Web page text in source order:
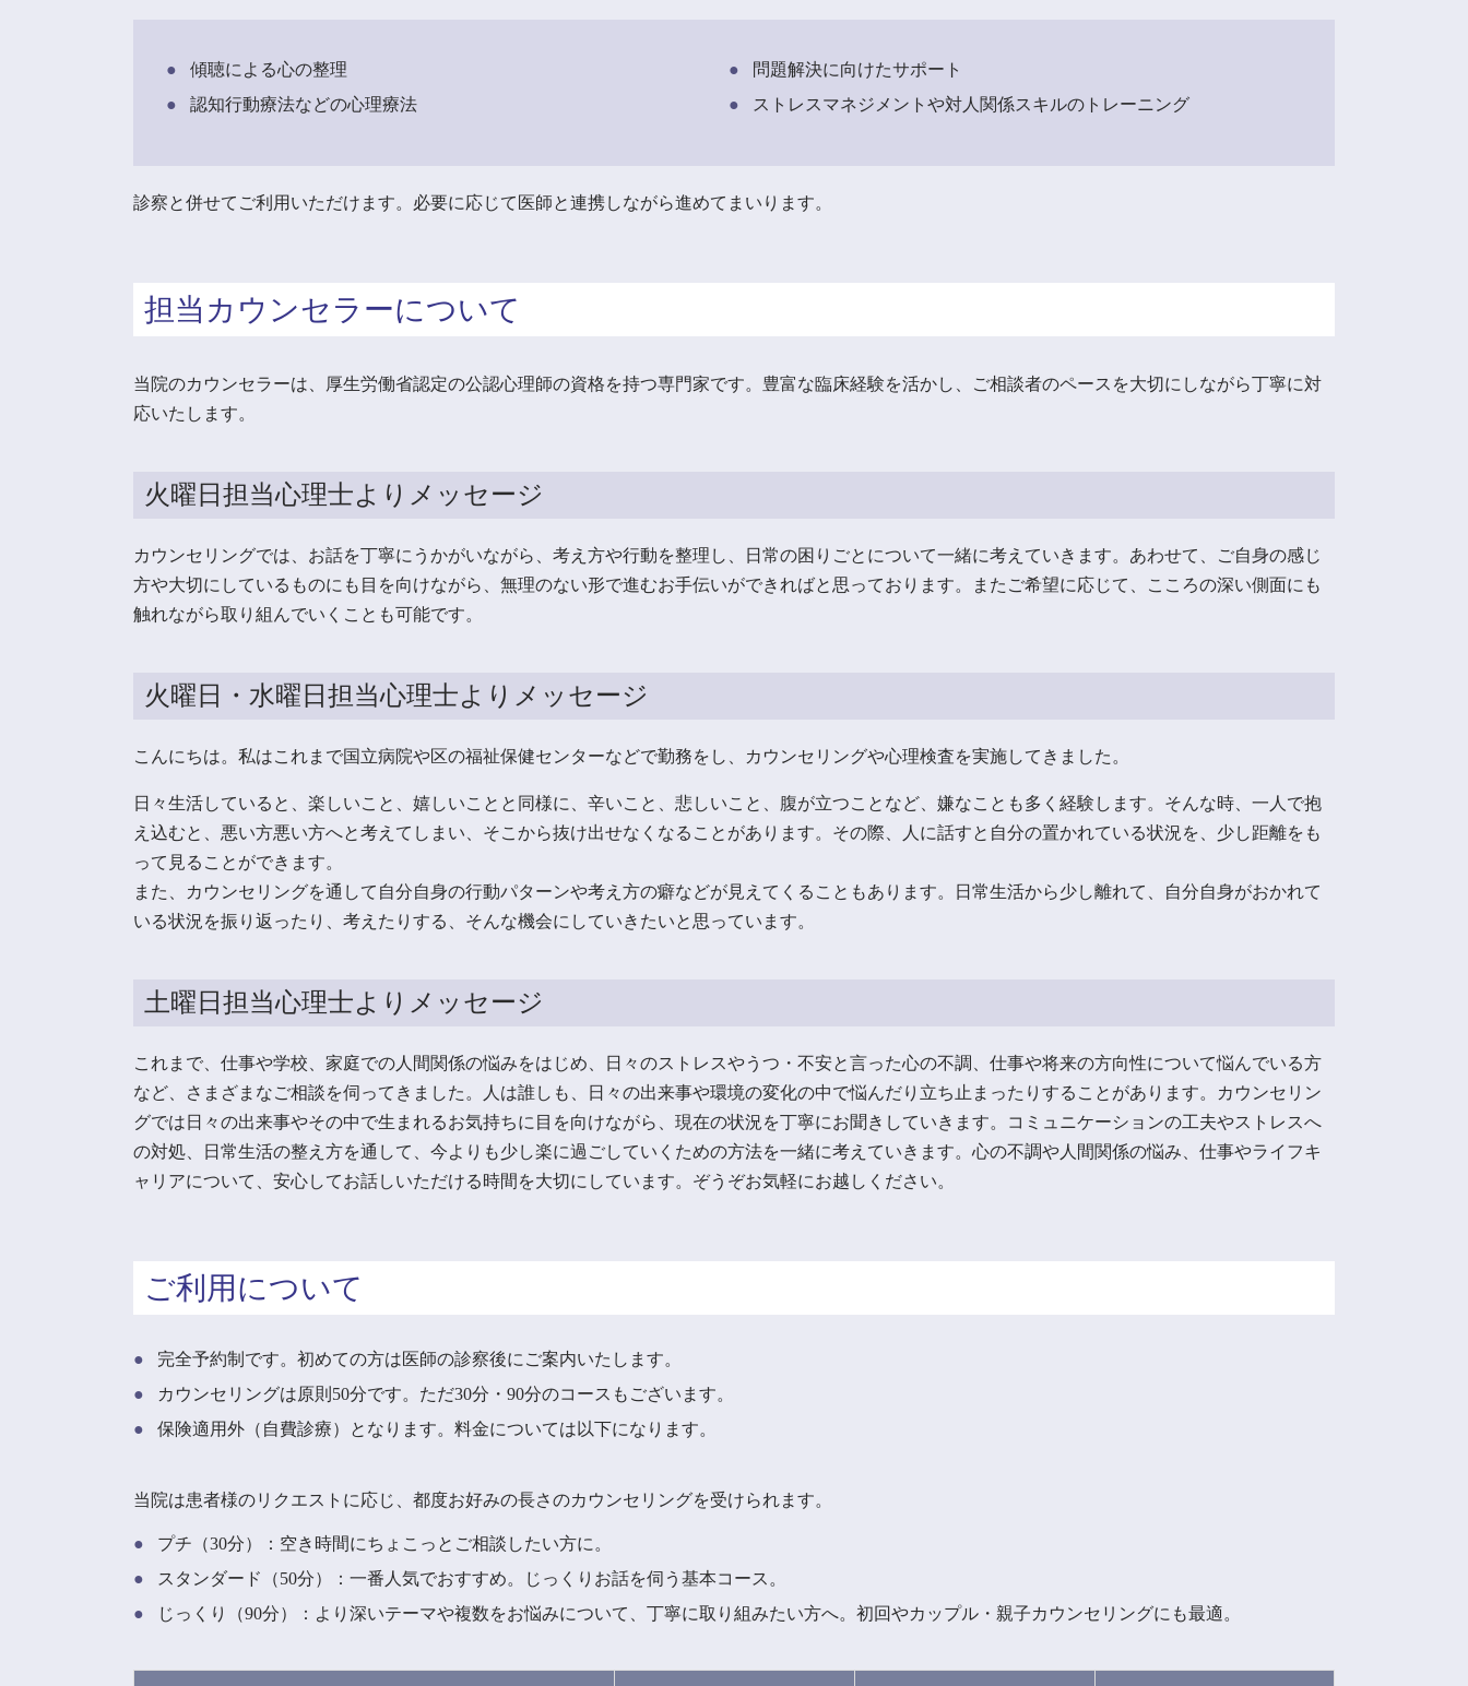
傾聴による心の整理
問題解決に向けたサポート
認知行動療法などの心理療法
ストレスマネジメントや対人関係スキルのトレーニング
診察と併せてご利用いただけます。必要に応じて医師と連携しながら進めてまいります。
担当カウンセラーについて
当院のカウンセラーは、厚生労働省認定の公認心理師の資格を持つ専門家です。豊富な臨床経験を活かし、ご相談者のペースを大切にしながら丁寧に対
応いたします。
火曜日担当心理士よりメッセージ
カウンセリングでは、お話を丁寧にうかがいながら、考え方や行動を整理し、日常の困りごとについて一緒に考えていきます。あわせて、ご自身の感じ
方や大切にしているものにも目を向けながら、無理のない形で進むお手伝いができればと思っております。またご希望に応じて、こころの深い側面にも
触れながら取り組んでいくことも可能です。
火曜日・水曜日担当心理士よりメッセージ
こんにちは。私はこれまで国立病院や区の福祉保健センターなどで勤務をし、カウンセリングや心理検査を実施してきました。
日々生活していると、楽しいこと、嬉しいことと同様に、辛いこと、悲しいこと、腹が立つことなど、嫌なことも多く経験します。そんな時、一人で抱
え込むと、悪い方悪い方へと考えてしまい、そこから抜け出せなくなることがあります。その際、人に話すと自分の置かれている状況を、少し距離をも
って見ることができます。
また、カウンセリングを通して自分自身の行動パターンや考え方の癖などが見えてくることもあります。日常生活から少し離れて、自分自身がおかれて
いる状況を振り返ったり、考えたりする、そんな機会にしていきたいと思っています。
土曜日担当心理士よりメッセージ
これまで、仕事や学校、家庭での人間関係の悩みをはじめ、日々のストレスやうつ・不安と言った心の不調、仕事や将来の方向性について悩んでいる方
など、さまざまなご相談を伺ってきました。人は誰しも、日々の出来事や環境の変化の中で悩んだり立ち止まったりすることがあります。カウンセリン
グでは日々の出来事やその中で生まれるお気持ちに目を向けながら、現在の状況を丁寧にお聞きしていきます。コミュニケーションの工夫やストレスへ
の対処、日常生活の整え方を通して、今よりも少し楽に過ごしていくための方法を一緒に考えていきます。心の不調や人間関係の悩み、仕事やライフキ
ャリアについて、安心してお話しいただける時間を大切にしています。ぞうぞお気軽にお越しください。
ご利用について
完全予約制です。初めての方は医師の診察後にご案内いたします。
カウンセリングは原則50分です。ただ30分・90分のコースもございます。
保険適用外（自費診療）となります。料金については以下になります。
当院は患者様のリクエストに応じ、都度お好みの長さのカウンセリングを受けられます。
プチ（30分）：空き時間にちょこっとご相談したい方に。
スタンダード（50分）：一番人気でおすすめ。じっくりお話を伺う基本コース。
じっくり（90分）：より深いテーマや複数をお悩みについて、丁寧に取り組みたい方へ。初回やカップル・親子カウンセリングにも最適。